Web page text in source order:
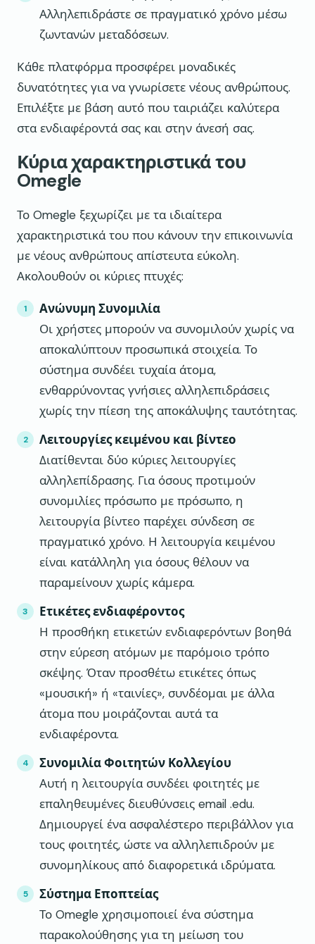
Αλληλεπιδράστε σε πραγματικό χρόνο μέσω
ζωντανών μεταδόσεων.
Κάθε πλατφόρμα προσφέρει μοναδικές
δυνατότητες για να γνωρίσετε νέους ανθρώπους.
Επιλέξτε με βάση αυτό που ταιριάζει καλύτερα
στα ενδιαφέροντά σας και στην άνεσή σας.
Κύρια χαρακτηριστικά του
Omegle
Το Omegle ξεχωρίζει με τα ιδιαίτερα
χαρακτηριστικά του που κάνουν την επικοινωνία
με νέους ανθρώπους απίστευτα εύκολη.
Ακολουθούν οι κύριες πτυχές:
Ανώνυμη Συνομιλία
Οι χρήστες μπορούν να συνομιλούν χωρίς να
αποκαλύπτουν προσωπικά στοιχεία. Το
σύστημα συνδέει τυχαία άτομα,
ενθαρρύνοντας γνήσιες αλληλεπιδράσεις
χωρίς την πίεση της αποκάλυψης ταυτότητας.
Λειτουργίες κειμένου και βίντεο
Διατίθενται δύο κύριες λειτουργίες
αλληλεπίδρασης. Για όσους προτιμούν
συνομιλίες πρόσωπο με πρόσωπο, η
λειτουργία βίντεο παρέχει σύνδεση σε
πραγματικό χρόνο. Η λειτουργία κειμένου
είναι κατάλληλη για όσους θέλουν να
παραμείνουν χωρίς κάμερα.
Ετικέτες ενδιαφέροντος
Η προσθήκη ετικετών ενδιαφερόντων βοηθά
στην εύρεση ατόμων με παρόμοιο τρόπο
σκέψης. Όταν προσθέτω ετικέτες όπως
«μουσική» ή «ταινίες», συνδέομαι με άλλα
άτομα που μοιράζονται αυτά τα
ενδιαφέροντα.
Συνομιλία Φοιτητών Κολλεγίου
Αυτή η λειτουργία συνδέει φοιτητές με
επαληθευμένες διευθύνσεις email .edu.
Δημιουργεί ένα ασφαλέστερο περιβάλλον για
τους φοιτητές, ώστε να αλληλεπιδρούν με
συνομηλίκους από διαφορετικά ιδρύματα.
Σύστημα Εποπτείας
Το Omegle χρησιμοποιεί ένα σύστημα
παρακολούθησης για τη μείωση του